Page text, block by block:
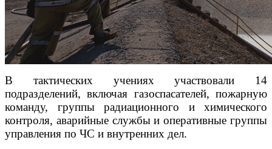
В тактических учениях участвовали 14
подразделений, включая газоспасателей, пожарную
команду, группы радиационного и химического
контроля, аварийные службы и оперативные группы
управления по ЧС и внутренних дел.